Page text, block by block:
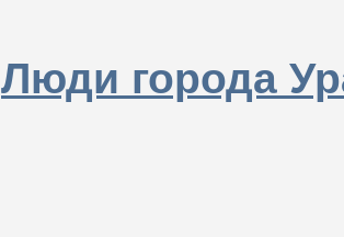
Люди города